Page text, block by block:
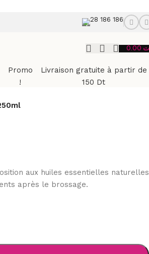
28 186 186
Promo
!
Livraison gratuite à partir de
150 Dt
aux huiles essentielles naturelles
après le brossage.